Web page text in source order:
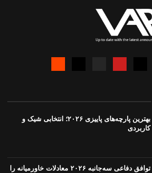
بهترین پارچه‌های پاییزی ۲۰۲۶؛ انتخابی شیک و
کاربردی
توافق دفاعی سه‌جانبه ۲۰۲۶ معادلات خاورمیانه را